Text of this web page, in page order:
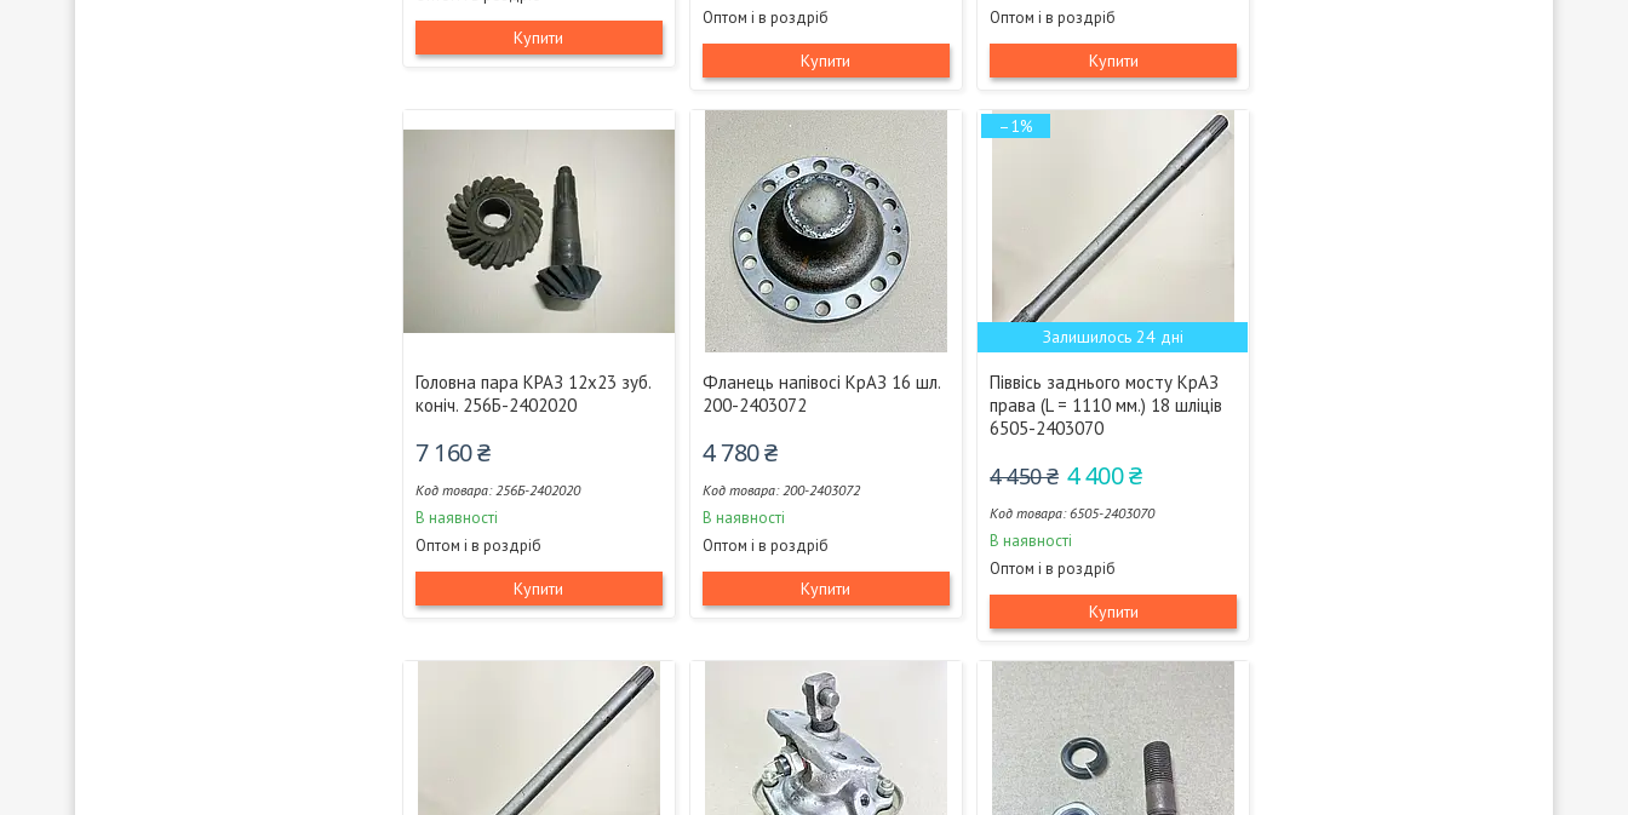
Купити
Оптом і в роздріб
Купити
Оптом і в роздріб
Купити
Головна пара КРАЗ 12x23 зуб.
коніч. 256Б-2402020
7 160 ₴
256Б-2402020
В наявності
Оптом і в роздріб
Купити
Фланець напівосі КрАЗ 16 шл.
200-2403072
4 780 ₴
200-2403072
В наявності
Оптом і в роздріб
Купити
–1%
Залишилось 24 дні
Піввісь заднього мосту КрАЗ
права (L = 1110 мм.) 18 шліців
6505-2403070
4 450 ₴ 4 400 ₴
6505-2403070
В наявності
Оптом і в роздріб
Купити